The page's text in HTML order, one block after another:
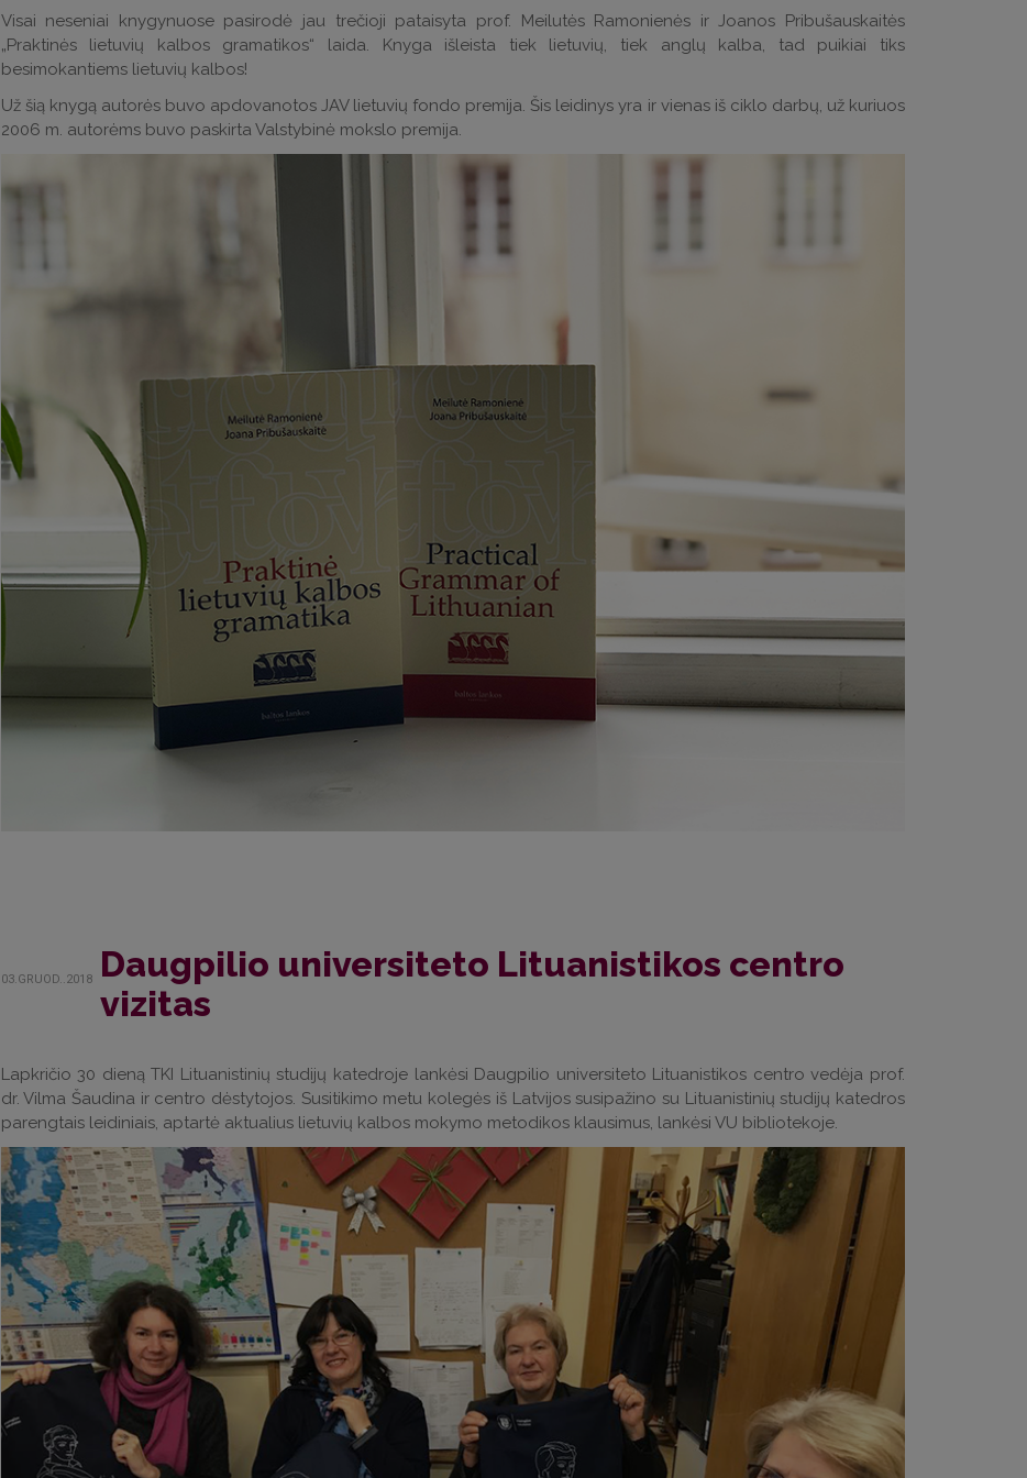
Visai neseniai knygynuose pasirodė jau trečioji pataisyta prof. Meilutės Ramonienės ir Joanos Pribušauskaitės
„Praktinės lietuvių kalbos gramatikos“ laida. Knyga išleista tiek lietuvių, tiek anglų kalba, tad puikiai tiks
besimokantiems lietuvių kalbos!
Už šią knygą autorės buvo apdovanotos JAV lietuvių fondo premija. Šis leidinys yra ir vienas iš ciklo darbų, už kuriuos
2006 m. autorėms buvo paskirta Valstybinė mokslo premija.
03.GRUOD..2018
Daugpilio universiteto Lituanistikos centro
vizitas
Lapkričio 30 dieną TKI Lituanistinių studijų katedroje lankėsi Daugpilio universiteto Lituanistikos centro vedėja prof.
dr. Vilma Šaudina ir centro dėstytojos. Susitikimo metu kolegės iš Latvijos susipažino su Lituanistinių studijų katedros
parengtais leidiniais, aptartė aktualius lietuvių kalbos mokymo metodikos klausimus, lankėsi VU bibliotekoje.